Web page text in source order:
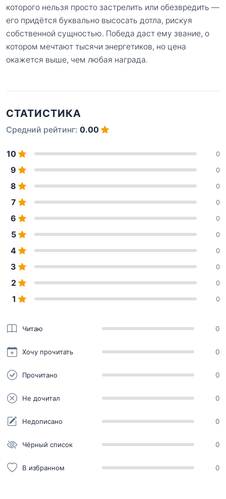
которого нельзя просто застрелить или обезвредить —
его придётся буквально высосать дотла, рискуя
собственной сущностью. Победа даст ему звание, о
котором мечтают тысячи энергетиков, но цена
окажется выше, чем любая награда.
СТАТИСТИКА
Средний рейтинг: 0.00
10 0
9 0
8 0
7 0
6 0
5 0
4 0
3 0
2 0
1 0
Читаю 0
Хочу прочитать 0
Прочитано 0
Не дочитал 0
Недописано 0
Чёрный список 0
В избранном 0